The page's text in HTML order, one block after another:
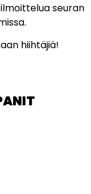
seuran
hiihtäjiä!